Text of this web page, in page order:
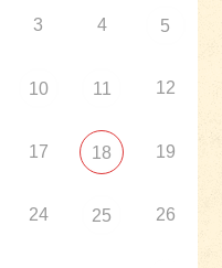
3 4 5
10 11 12
17 18 19
24 25 26